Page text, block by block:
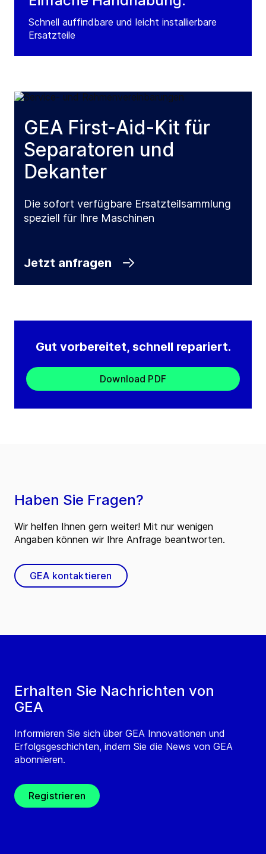
Schnell auffindbare und leicht installierbare
Ersatzteile
GEA First-Aid-Kit für
Separatoren und
Dekanter
Die sofort verfügbare Ersatzteilsammlung
speziell für Ihre Maschinen
Jetzt anfragen
Gut vorbereitet, schnell repariert.
Download PDF
Erhalten Sie Nachrichten von
GEA
Informieren Sie sich über GEA Innovationen und
Erfolgsgeschichten, indem Sie die News von GEA
abonnieren.
Registrieren
Haben Sie Fragen?
Wir helfen Ihnen gern weiter! Mit nur wenigen
Angaben können wir Ihre Anfrage beantworten.
GEA kontaktieren